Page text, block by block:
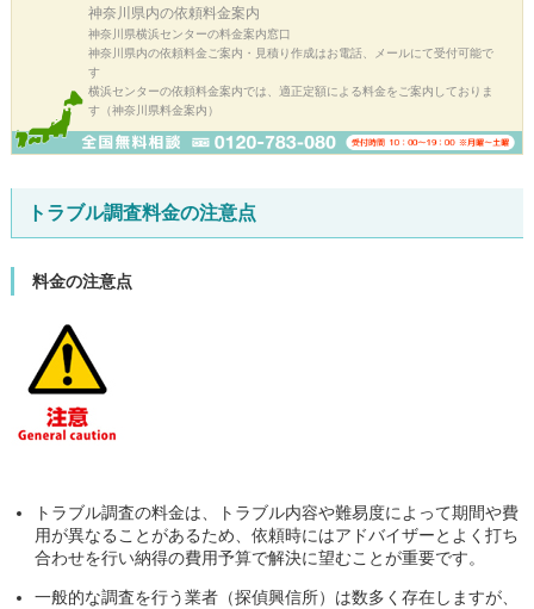
神奈川県内の依頼料金案内
神奈川県横浜センターの料金案内窓口
神奈川県内の依頼料金ご案内・見積り作成はお電話、メールにて受付可能で
す
横浜センターの依頼料金案内では、適正定額による料金をご案内しておりま
す（神奈川県料金案内）
トラブル調査料金の注意点
料金の注意点
トラブル調査の料金は、トラブル内容や難易度によって期間や費
用が異なることがあるため、依頼時にはアドバイザーとよく打ち
合わせを行い納得の費用予算で解決に望むことが重要です。
一般的な調査を行う業者（探偵興信所）は数多く存在しますが、